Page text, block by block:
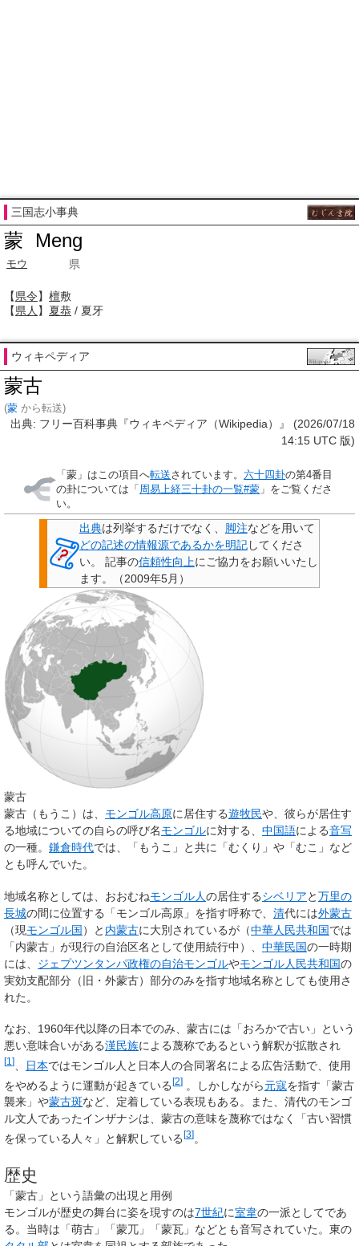
三国志小事典
蒙 Meng
モウ 県
【県令】 檀敷
【県人 】 夏恭 / 夏牙
ウィキペディア
蒙古
(蒙 から転送)
出典: フリー百科事典『ウィキペディア（Wikipedia）』 (2026/07/18
14:15 UTC 版)
「蒙 」はこの項目へ転送されています。六十四卦の第4番目
の卦については「 周易上経三十卦の一覧#蒙 」をご覧くださ
い。
出典は列挙するだけでなく、 脚注などを用いて
どの記述の情報源であるかを明記してくださ
い。
記事の信頼性向上にご協力をお願いいたし
ます。
（2009年5月 ）
蒙古
蒙古 （もうこ）は、 モンゴル高原に居住する遊牧民や、彼らが居住す
る地域についての自らの呼び名モンゴルに対する、 中国語による音写
の一種。 鎌倉時代では、「もうこ」と共に「むくり」や「むこ」など
とも呼んでいた。
地域名称としては、おおむねモンゴル人の居住するシベリアと万里の
長城の間に位置する「モンゴル高原」を指す呼称で、 清代には外蒙古
（現モンゴル国）と 内蒙古に大別されているが（中華人民共和国では
「内蒙古」が現行の自治区名として使用続行中）、 中華民国の一時期
には、 ジェプツンタンパ政権の自治モンゴルやモンゴル人民共和国の
実効支配部分（旧・外蒙古）部分のみを指す地域名称としても使用さ
れた。
なお、1960年代以降の日本でのみ、蒙古には「おろかで古い」という
悪い意味合いがある漢民族による蔑称であるという解釈が拡散され
[1 ] 日本ではモンゴル人と日本人の合同署名による広告活動で、使用
をやめるように運動が起きている[2] 。しかしながら元寇を指す「蒙古
襲来」や蒙古斑など、定着している表現もある。また、清代のモンゴ
ル文人であったインザナシは、蒙古の意味を蔑称ではなく「古い習慣
を保っている人々」と解釈している [3] 。
歴史
「蒙古」という語彙の出現と用例
モンゴルが歴史の舞台に姿を現すのは7世紀に室韋の一派としてであ
る。当時は「萌古」「蒙兀」「蒙瓦」などとも音写されていた。東の